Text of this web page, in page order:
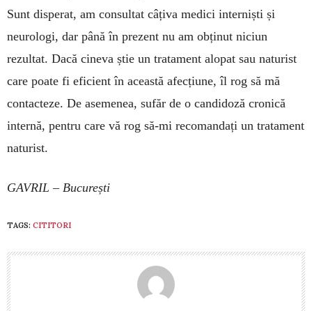
Sunt disperat, am consultat câțiva medici inter­niști și
neurologi, dar până în prezent nu am obținut niciun
rezultat. Dacă cineva știe un tratament alopat sau naturist
care poate fi eficient în această afecțiune, îl rog să mă
contacteze. De asemenea, sufăr de o candi­doză cronică
internă, pentru care vă rog să-mi recoman­dați un tratament
naturist.
GAVRIL – București
TAGS: CITITORI